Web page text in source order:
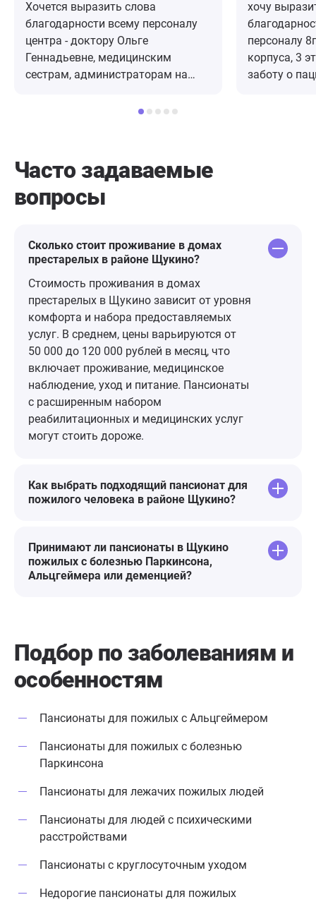
Хочется выразить слова
благодарности всему персоналу
центра - доктору Ольге
Геннадьевне, медицинским
сестрам, администраторам на
мероприятий, сиделкам - за
нашей бабушке Галине
Васильевне, которая проживает
на 5 этаже 1 корпуса. Отличный
центр, здесь работают настоящие
работу. Летом бывает приятно
погулять по благоустроенным
дорожкам, ухоженная территория-
высажено очень много красивых
цветов, беседки для отдыха,
фонтан, качели, лавочки. Всё
везде очень чисто и стерильно.
хочу
персоналу
корпуса, 3
заботу о
Никитина
Часто задаваемые
вопросы
Сколько стоит проживание в домах
престарелых в районе Щукино?
Стоимость проживания в домах
престарелых в Щукино зависит от уровня
комфорта и набора предоставляемых
услуг. В среднем, цены варьируются от
50 000 до 120 000 рублей в месяц, что
включает проживание, медицинское
наблюдение, уход и питание. Пансионаты
с расширенным набором
реабилитационных и медицинских услуг
могут стоить дороже.
Как выбрать подходящий пансионат для
пожилого человека в районе Щукино?
Принимают ли пансионаты в Щукино
пожилых с болезнью Паркинсона,
Альцгеймера или деменцией?
Подбор по заболеваниям и
особенностям
Пансионаты для пожилых с Альцгеймером
Пансионаты для пожилых с болезнью
Паркинсона
Пансионаты для лежачих пожилых людей
Пансионаты для людей с психическими
расстройствами
Пансионаты с круглосуточным уходом
Недорогие пансионаты для пожилых